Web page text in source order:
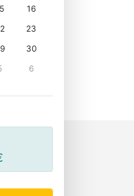
16
23
30
6